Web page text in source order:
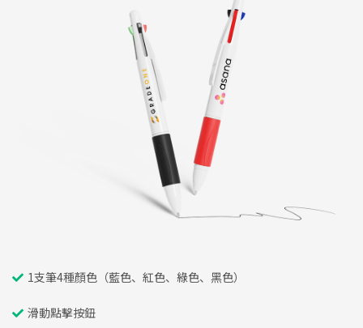
1支筆4種顏色（藍色、紅色、綠色、黑色）
滑動點擊按鈕